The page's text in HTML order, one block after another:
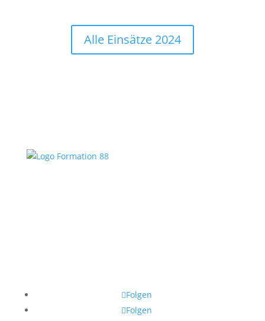
Alle Einsätze 2024
Folgen
Folgen